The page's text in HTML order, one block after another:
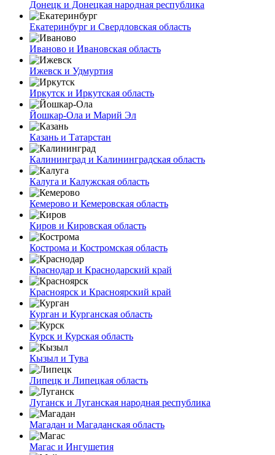
Донецк и Донецкая народная республика
Екатеринбург и Свердловская область
Иваново и Ивановская область
Ижевск и Удмуртия
Иркутск и Иркутская область
Йошкар-Ола и Марий Эл
Казань и Татарстан
Калининград и Калининградская область
Калуга и Калужская область
Кемерово и Кемеровская область
Киров и Кировская область
Кострома и Костромская область
Краснодар и Краснодарский край
Красноярск и Красноярский край
Курган и Курганская область
Курск и Курская область
Кызыл и Тува
Липецк и Липецкая область
Луганск и Луганская народная республика
Магадан и Магаданская область
Магас и Ингушетия